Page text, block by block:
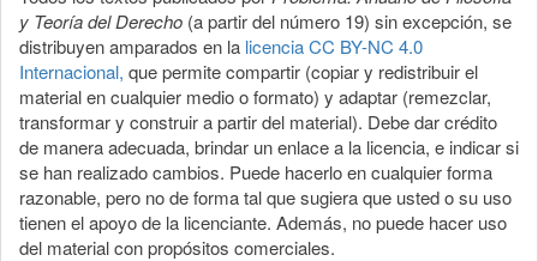
y Teoría del Derecho (a partir del número 19) sin excepción, se
distribuyen amparados en la licencia CC BY-NC 4.0
Internacional, que permite compartir (copiar y redistribuir el
material en cualquier medio o formato) y adaptar (remezclar,
transformar y construir a partir del material). Debe dar crédito
de manera adecuada, brindar un enlace a la licencia, e indicar si
se han realizado cambios. Puede hacerlo en cualquier forma
razonable, pero no de forma tal que sugiera que usted o su uso
tienen el apoyo de la licenciante. Además, no puede hacer uso
del material con propósitos comerciales.